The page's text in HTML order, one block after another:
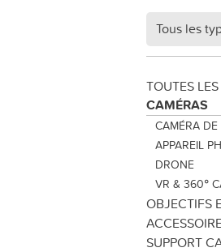
Tous les
TOUTES
CAMÉRAS
CAMÉRA
APPAREIL
DRONE
VR & 360°
OBJECTIFS
SUPPORT